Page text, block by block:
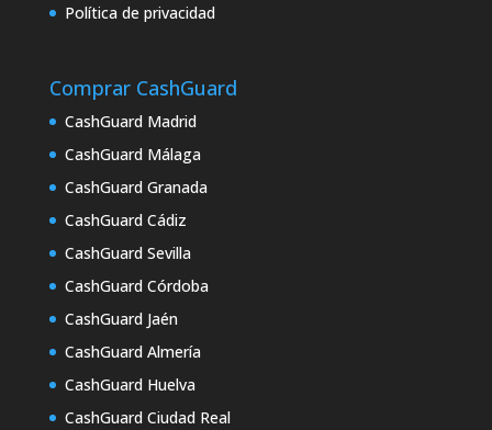
Política de privacidad
Comprar CashGuard
CashGuard Madrid
CashGuard Málaga
CashGuard Granada
CashGuard Cádiz
CashGuard Sevilla
CashGuard Córdoba
CashGuard Jaén
CashGuard Almería
CashGuard Huelva
CashGuard Ciudad Real